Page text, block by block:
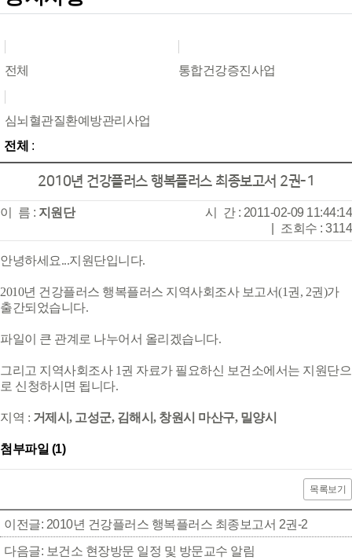
전체 통합건강증진사업
심뇌혈관질환예방관리사업
전체 :
2010년 건강플러스 행복플러스 최종보고서 2권-1
이 름 : 지원단
시 간 : 2011-02-09 11:44:14
조회수 : 3114
안녕하세요...지원단입니다.
2010년 건강플러스 행복플러스 지역사회조사 보고서(1권, 2권)가
출간되었습니다.
파일이 큰 관계로 나누어서 올리겠습니다.
그리고 지역사회조사 1권 자료가 필요하신 보건소에서는 지원단으
로 신청하시면 됩니다.
지역 : 거제시, 고성군, 김해시, 창원시 마산구, 밀양시
첨부파일 (1)
목록보기
이전글: 2010년 건강플러스 행복플러스 최종보고서 2권-2
다음글: 보건소 현장방문 일정 및 방문교수 알림